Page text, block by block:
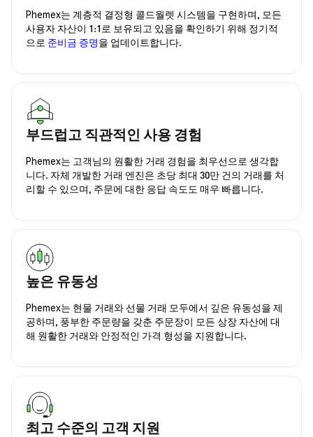
Phemex는 계층적 결정형 콜드월렛 시스템을 구현하며, 모든
사용자 자산이 1:1로 보유되고 있음을 확인하기 위해 정기적
으로 준비금 증명을 업데이트합니다.
부드럽고 직관적인 사용 경험
Phemex는 고객님의 원활한 거래 경험을 최우선으로 생각합
니다. 자체 개발한 거래 엔진은 초당 최대 30만 건의 거래를 처
리할 수 있으며, 주문에 대한 응답 속도도 매우 빠릅니다.
높은 유동성
Phemex는 현물 거래와 선물 거래 모두에서 깊은 유동성을 제
공하며, 풍부한 주문량을 갖춘 주문장이 모든 상장 자산에 대
해 원활한 거래와 안정적인 가격 형성을 지원합니다.
최고 수준의 고객 지원